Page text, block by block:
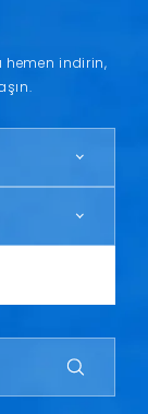
hemen indirin,